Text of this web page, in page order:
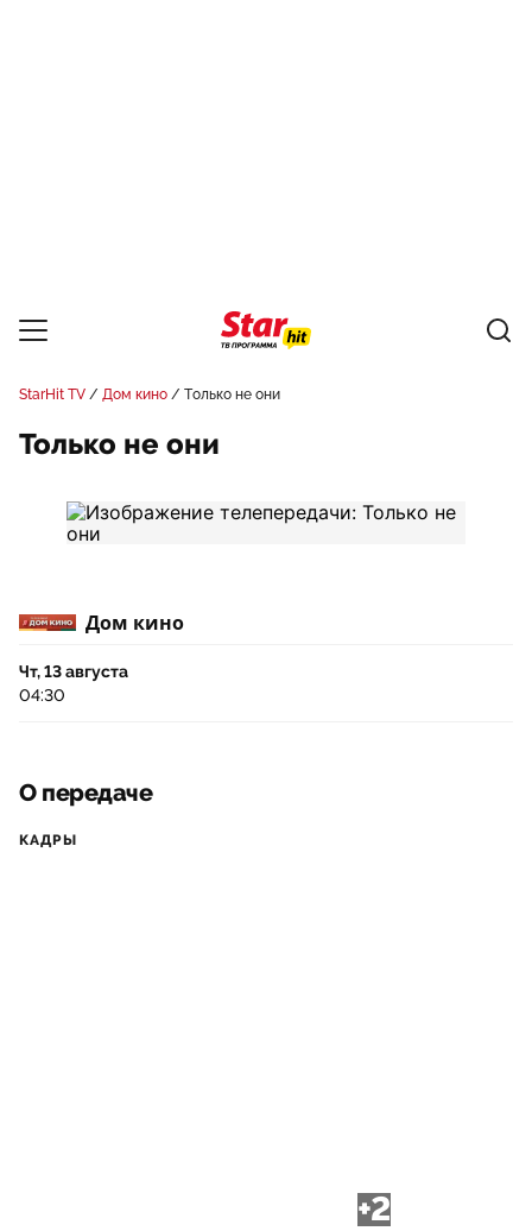
StarHit TV Дом кино Только не они
Только не они
Дом кино
Чт, 13 августа
04:30
О передаче
КАДРЫ
+2